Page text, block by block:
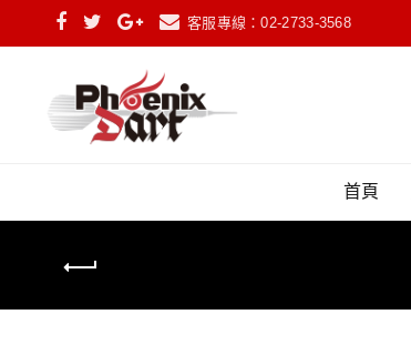
客服專線：02-2733-3568
首頁